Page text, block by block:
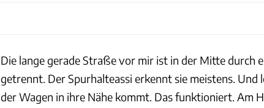
Die lange gerade Straße vor mir ist in der Mitte durch
getrennt. Der Spurhalteassi erkennt sie meistens. Und
der Wagen in ihre Nähe kommt. Das funktioniert. Am